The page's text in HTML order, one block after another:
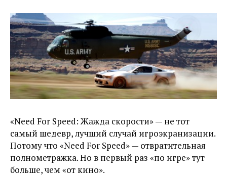
«Need For Speed: Жажда cкорости» — не тот
самый шедевр, лучший случай игроэкранизации.
Потому что «Need For Speed» — отвратительная
полнометражка. Но в первый раз «по игре» тут
больше, чем «от кино».